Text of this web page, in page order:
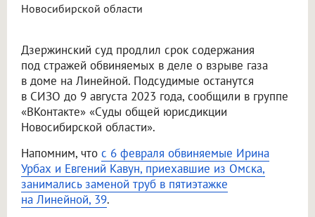
Новосибирской области
Дзержинский суд продлил срок содержания
под стражей обвиняемых в деле о взрыве газа
в доме на Линейной. Подсудимые останутся
в СИЗО до 9 августа 2023 года, сообщили в группе
«ВКонтакте» «Суды общей юрисдикции
Новосибирской области».
Напомним, что с 6 февраля обвиняемые Ирина
Урбах и Евгений Кавун, приехавшие из Омска,
занимались заменой труб в пятиэтажке
на Линейной, 39.